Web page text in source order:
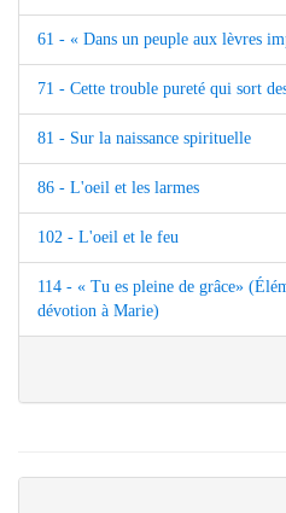
61 - « Dans un peuple aux lèvres
71 - Cette trouble pureté qui sort
81 - Sur la naissance spirituelle
86 - L'oeil et les larmes
102 - L'oeil et le feu
114 - « Tu es pleine de grâce»
dévotion à Marie)